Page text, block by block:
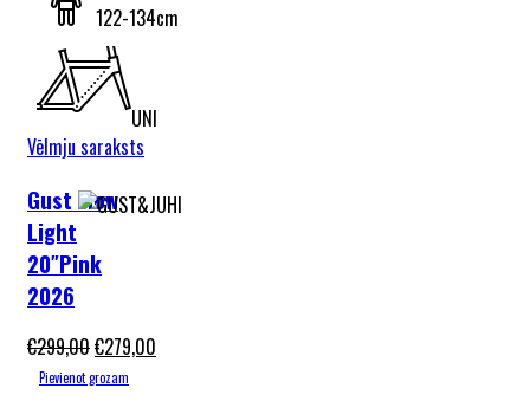
122-134cm
UNI
Vēlmju saraksts
Gust Flow
Light
20″Pink
2026
€299,00€279,00
Pievienot grozam